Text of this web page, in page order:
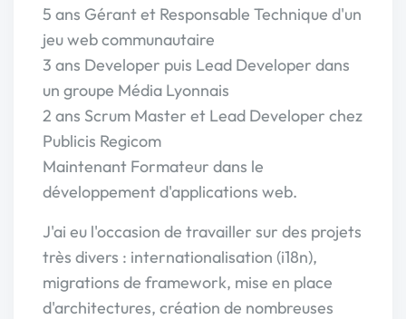
5 ans Gérant et Responsable Technique d'un
jeu web communautaire
3 ans Developer puis Lead Developer dans
un groupe Média Lyonnais
2 ans Scrum Master et Lead Developer chez
Publicis Regicom
Maintenant Formateur dans le
développement d'applications web.
J'ai eu l'occasion de travailler sur des projets
très divers : internationalisation (i18n),
migrations de framework, mise en place
d'architectures, création de nombreuses